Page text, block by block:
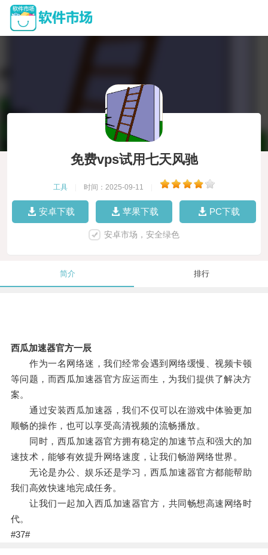
免费vps试用七天风驰
工具 时间：2025-09-11
安卓下载 苹果下载 PC下载
安卓市场，安全绿色
简介 排行
西瓜加速器官方一辰
作为一名网络迷，我们经常会遇到网络缓慢、视频卡顿
等问题，而西瓜加速器官方应运而生，为我们提供了解决方
案。
通过安装西瓜加速器，我们不仅可以在游戏中体验更加
顺畅的操作，也可以享受高清视频的流畅播放。
同时，西瓜加速器官方拥有稳定的加速节点和强大的加
速技术，能够有效提升网络速度，让我们畅游网络世界。
无论是办公、娱乐还是学习，西瓜加速器官方都能帮助
我们高效快速地完成任务。
让我们一起加入西瓜加速器官方，共同畅想高速网络时
代。
#37#